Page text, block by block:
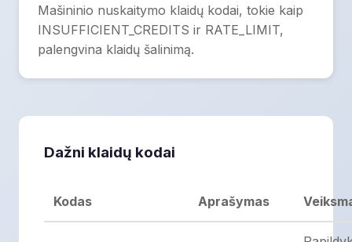
Mašininio nuskaitymo klaidų kodai, tokie kaip
INSUFFICIENT_CREDITS ir RATE_LIMIT,
palengvina klaidų šalinimą.
Dažni klaidų kodai
Kodas Aprašymas